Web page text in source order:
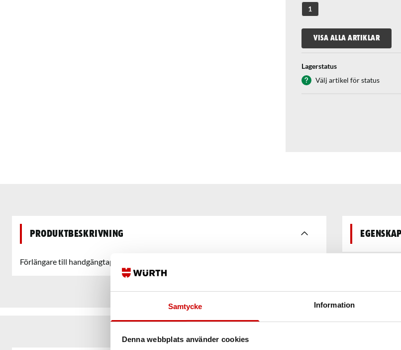
Samtycke Information
Denna webbplats använder cookies
1
VISA ALLA ARTIKLAR
Lagerstatus
Välj artikel för status
Produktbeskrivning
Förlängare till handgängtappar.